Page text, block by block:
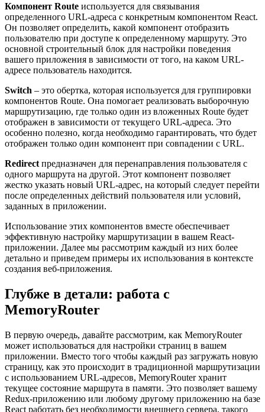
Компонент Route используется для связывания
определенного URL-адреса с конкретным компонентом React.
Он позволяет определить, какой компонент отобразить
пользователю при доступе к определенному маршруту. Это
основной строительный блок для настройки поведения
вашего приложения в зависимости от того, на каком URL-
адресе пользователь находится.
Switch – это обертка, которая используется для группировки
компонентов Route. Она помогает реализовать выборочную
маршрутизацию, где только один из вложенных Route будет
отображен в зависимости от текущего URL-адреса. Это
особенно полезно, когда необходимо гарантировать, что будет
отображен только один компонент при совпадении с URL.
Redirect предназначен для перенаправления пользователя с
одного маршрута на другой. Этот компонент позволяет
жестко указать новый URL-адрес, на который следует перейти
после определенных действий пользователя или условий,
заданных в приложении.
Использование этих компонентов вместе обеспечивает
эффективную настройку маршрутизации в вашем React-
приложении. Далее мы рассмотрим каждый из них более
детально и приведем примеры их использования в контексте
создания веб-приложения.
Глубже в детали: работа с
MemoryRouter
В первую очередь, давайте рассмотрим, как MemoryRouter
может использоваться для настройки страниц в вашем
приложении. Вместо того чтобы каждый раз загружать новую
страницу, как это происходит в традиционной маршрутизации
с использованием URL-адресов, MemoryRouter хранит
текущее состояние маршрута в памяти. Это позволяет вашему
Redux-приложению или любому другому приложению на базе
React работать без необходимости внешнего сервера, такого